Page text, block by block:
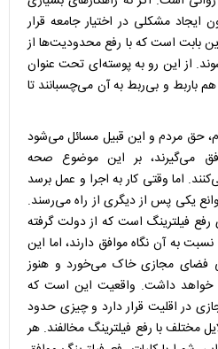
ایجاد مشکلی در اختیار جامعه قرار
بابت است که با رفع محدودیت‌ها از
از این رو به پوسته‌ای تحت عنوان
باربط و بی‌ربط به آن می‌چسبانند تا
حق مردم و این قبیل مسائل می‌شود
می‌گیرند، بر این موضوع صحه
اما وقتی کار به اجرا و عمل برسد
یکی پس از دیگری از راه می‌رسند.
رفع فیلترینگ است که از دولت گرفته
به آن نگاه موافق دارند، اما این
فضای مجازی خاک می‌خورد و هنوز
داشت. واقعیت این است که
در اقلیت قرار دارد و چیزی حدود
مختلف با رفع فیلترینگ مخالفند. هر